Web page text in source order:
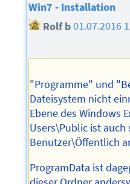
Win7 - Installation
Rolf b01.07.2016
"Programme" und
Dateisystem nicht
Ebene des Windows
Users\Public ist auch
Benutzer\Öffentlich
ProgramData ist